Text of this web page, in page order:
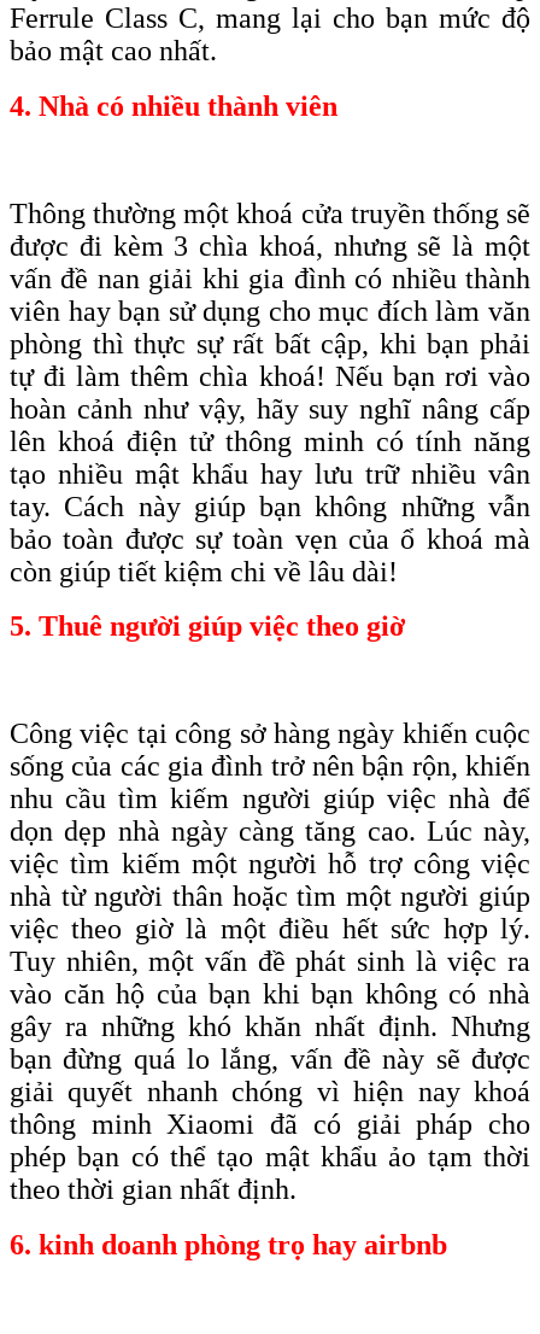
Ferrule Class C, mang lại cho bạn mức độ
bảo mật cao nhất.
4. Nhà có nhiều thành viên
Thông thường một khoá cửa truyền thống sẽ
được đi kèm 3 chìa khoá, nhưng sẽ là một
vấn đề nan giải khi gia đình có nhiều thành
viên hay bạn sử dụng cho mục đích làm văn
phòng thì thực sự rất bất cập, khi bạn phải
tự đi làm thêm chìa khoá! Nếu bạn rơi vào
hoàn cảnh như vậy, hãy suy nghĩ nâng cấp
lên khoá điện tử thông minh có tính năng
tạo nhiều mật khẩu hay lưu trữ nhiều vân
tay. Cách này giúp bạn không những vẫn
bảo toàn được sự toàn vẹn của ổ khoá mà
còn giúp tiết kiệm chi về lâu dài!
5. Thuê người giúp việc theo giờ
Công việc tại công sở hàng ngày khiến cuộc
sống của các gia đình trở nên bận rộn, khiến
nhu cầu tìm kiếm người giúp việc nhà để
dọn dẹp nhà ngày càng tăng cao. Lúc này,
việc tìm kiếm một người hỗ trợ công việc
nhà từ người thân hoặc tìm một người giúp
việc theo giờ là một điều hết sức hợp lý.
Tuy nhiên, một vấn đề phát sinh là việc ra
vào căn hộ của bạn khi bạn không có nhà
gây ra những khó khăn nhất định. Nhưng
bạn đừng quá lo lắng, vấn đề này sẽ được
giải quyết nhanh chóng vì hiện nay khoá
thông minh Xiaomi đã có giải pháp cho
phép bạn có thể tạo mật khẩu ảo tạm thời
theo thời gian nhất định.
6. kinh doanh phòng trọ hay airbnb